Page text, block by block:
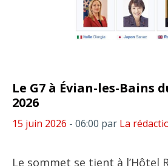
Le G7 à Évian-les-Bains
2026
15 juin 2026 - 06:00 par La
Le sommet se tient à l’Hôtel